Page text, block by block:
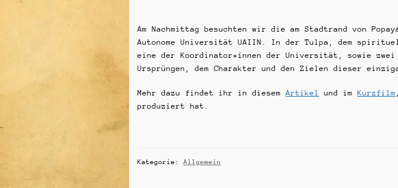
Am Nachmittag besuchten wir die am Stadtrand von
Autonome Universität UAIIN. In der Tulpa, dem
eine der Koordinator*innen der Universität, sowie
Ursprüngen, dem Charakter und den Zielen dieser
Mehr dazu findet ihr in diesemArtikel und im Kurzfilm
produziert hat.
Kategorie:Allgemein